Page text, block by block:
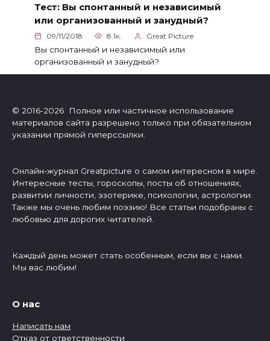
Тест: Вы спонтанный и независимый
или организованный и занудный?
09/11/2018 8.1к. Great Picture
Вы спонтанный и независимый или
организованный и занудный?
© 2016-2026 Полное или частичное использование
материалов сайта разрешено только при обязательном
указании прямой гиперссылки.
Онлайн-журнал Greatpicture о самом интересном в мире.
Интересные тесты, гороскопы, посты об отношениях,
развитии личности, эзотерике, психологии, астрологии.
Также мы очень любим поэзию! Все статьи подобраны с
любовью для дорогих читателей.
Каждый день может стать особенным, если вы с нами.
Мы вас любим!
О нас
Написать нам
Отказ от ответственности